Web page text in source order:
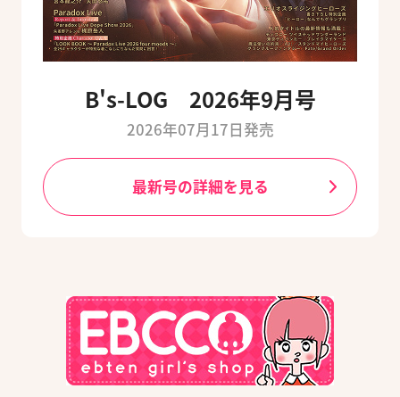
B's-LOG 2026年9月号
2026年07月17日発売
最新号の詳細を見る